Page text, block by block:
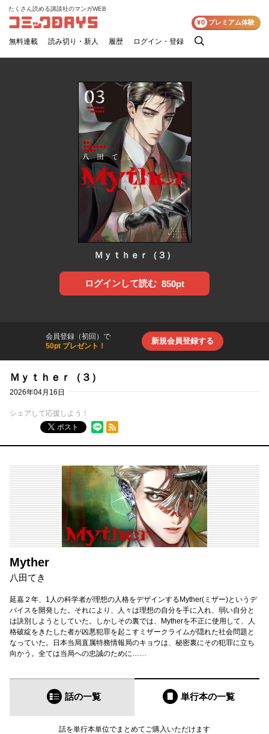
コミックDAYS
たくさん読める講談社のマンガWEB
無料連載 読み切り・新人 履歴 ログイン・登録
検
¥0 プレミアム体験
Ｍｙｔｈｅｒ（３）
ログインして読む 850pt
会員登録（初回）で
50pt プレゼント！
新規会員登録する
Ｍｙｔｈｅｒ（３）
2026年04月16日
シェアして応援しよう！
ポスト
RSSフィード
Myther
八田てき
延嘉２年、1人の科学者が理想の人格をデザインするMyther(ミザー)というデ
バイスを開発した。それにより、人々は理想の自分を手に入れ、弱い自分と
は訣別しようとしていた。しかしその裏では、Mytherを不正に使用して、人
格破綻をきたした者が凶悪犯罪を起こすミザークライムが隠れた社会問題と
なっていた。日本当局直属特務情報局のキョウは、秘密裏にその犯罪に立ち
向かう。全ては当局への忠誠のために……
話の一覧 単行本の一覧
話を単行本単位でまとめてご購入いただけます